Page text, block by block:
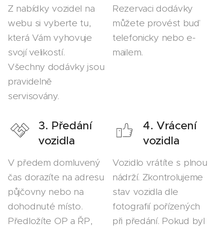
Z nabídky vozidel na
webu si vyberte tu,
která Vám vyhovuje
svojí velikostí.
Všechny dodávky jsou
pravidelně
servisovány.
Rezervaci dodávky
můžete provést buď
telefonicky nebo e-
mailem.
3. Předání
vozidla
V předem domluvený
čas dorazíte na adresu
půjčovny nebo na
dohodnuté místo.
Předložíte OP a ŘP,
4. Vrácení
vozidla
Vozidlo vrátíte s plnou
nádrží. Zkontrolujeme
stav vozidla dle
fotografií pořízených
při předání. Pokud byl